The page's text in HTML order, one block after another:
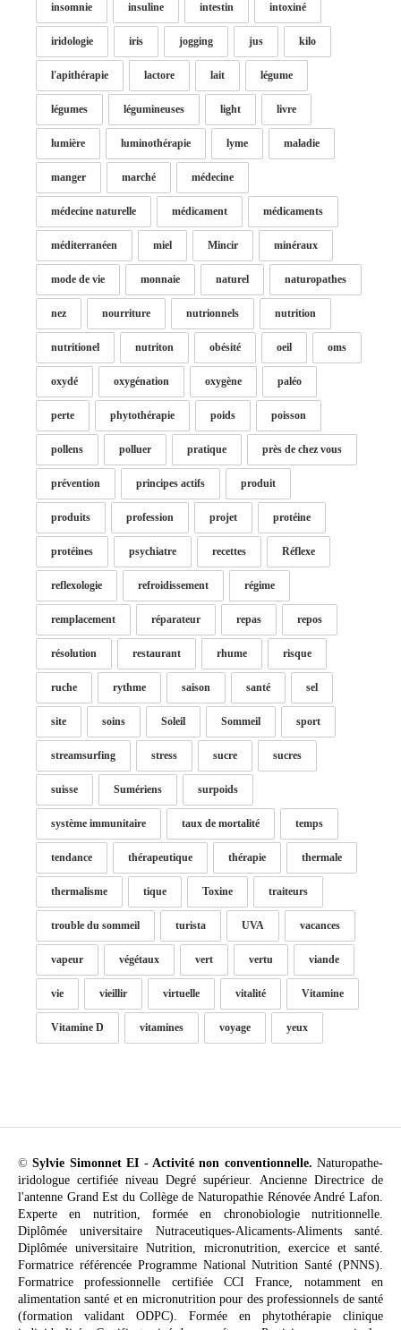
insomnie insuline intestin intoxiné
iridologie iris jogging jus kilo
l'apithérapie lactore lait légume
légumes légumineuses light livre
lumière luminothérapie lyme maladie
manger marché médecine
médecine naturelle médicament médicaments
méditerranéen miel Mincir minéraux
mode de vie monnaie naturel naturopathes
nez nourriture nutrionnels nutrition
nutritionel nutriton obésité oeil oms
oxydé oxygénation oxygène paléo
perte phytothérapie poids poisson
pollens polluer pratique près de chez vous
prévention principes actifs produit
produits profession projet protéine
protéines psychiatre recettes Réflexe
reflexologie refroidissement régime
remplacement réparateur repas repos
résolution restaurant rhume risque
ruche rythme saison santé sel
site soins Soleil Sommeil sport
streamsurfing stress sucre sucres
suisse Sumériens surpoids
système immunitaire taux de mortalité temps
tendance thérapeutique thérapie thermale
thermalisme tique Toxine traiteurs
trouble du sommeil turista UVA vacances
vapeur végétaux vert vertu viande
vie vieillir virtuelle vitalité Vitamine
Vitamine D vitamines voyage yeux
©Sylvie Simonnet EI - Activité non conventionnelle. Naturopathe-
iridologue certifiée niveau Degré supérieur. Ancienne Directrice de
l'antenne Grand Est du Collège de Naturopathie Rénovée André Lafon.
Experte en nutrition, formée en chronobiologie nutritionnelle.
Diplômée universitaire Nutraceutiques-Alicaments-Aliments santé.
Diplômée universitaire Nutrition, micronutrition, exercice et santé.
Formatrice référencée Programme National Nutrition Santé (PNNS).
Formatrice professionnelle certifiée CCI France, notamment en
alimentation santé et en micronutrition pour des professionnels de santé
(formation validant ODPC). Formée en phytothérapie clinique